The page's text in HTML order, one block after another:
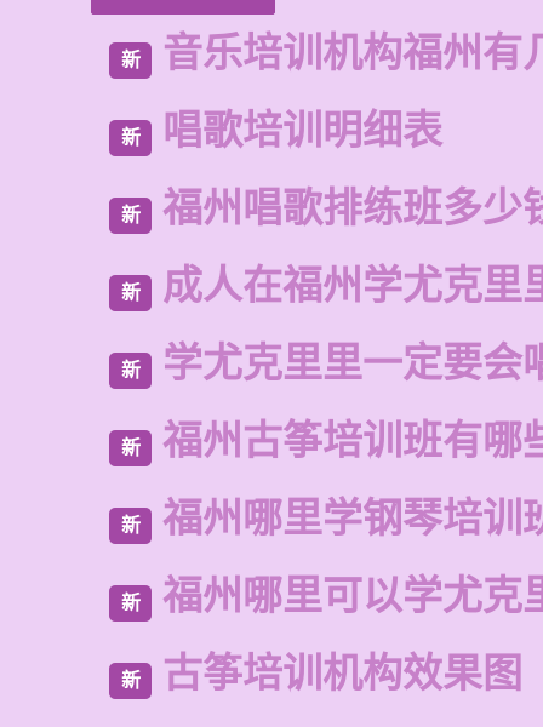
新 音乐培训机构福州有
新 唱歌培训明细表
新 福州唱歌排练班多少
新 成人在福州学尤克里
新 学尤克里里一定要会
新 福州古筝培训班有哪
新 福州哪里学钢琴培训
新 福州哪里可以学尤克
新 古筝培训机构效果图